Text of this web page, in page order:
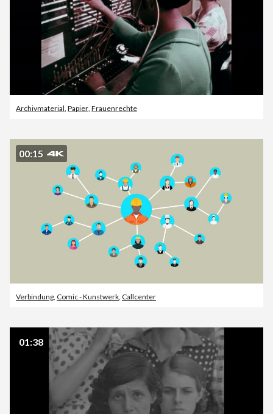
Archivmaterial Papier Frauenrechte
00:15
Verbindung Comic - Kunstwerk Callcenter
01:38